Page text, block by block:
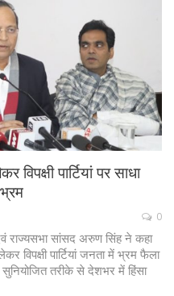
पार्टियां पर साधा
0
एवं राज्यसभा सांसद अरुण सिंह ने कहा
विपक्षी पार्टियां जनता में भ्रम फैला
सुनियोजित तरीके से देशभर में हिंसा